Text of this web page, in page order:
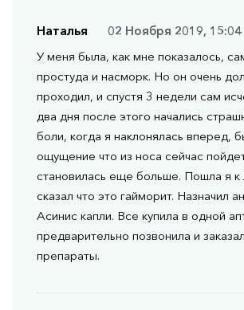
Наталья
02 Ноября 2019, 15:04
У меня была, как мне показалось,
простуда и насморк. Но он очень
проходил, и спустя 3 недели сам
два дня после этого начались
боли, когда я наклонялась вперед,
ощущение что из носа сейчас
становилась еще больше. Пошла я
сказал что это гайморит. Назначил
Асинис капли. Все купила в одной
предварительно позвонила и
препараты.